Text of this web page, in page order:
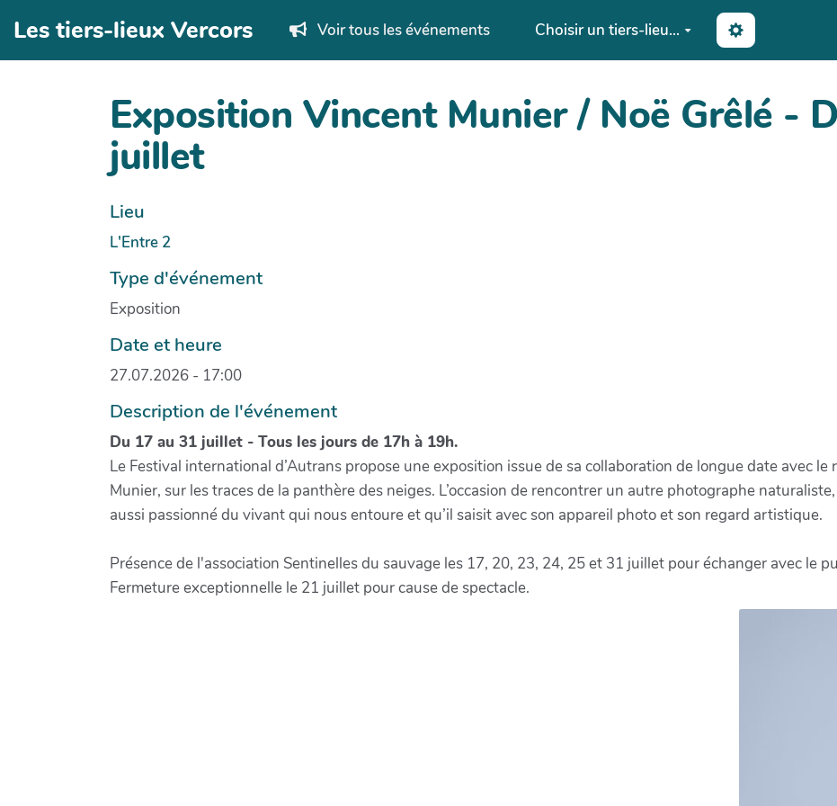
Aller au contenu principal
Les tiers-lieux Vercors Voir tous les événements Choisir un tiers-lieu...
Exposition Vincent Munier / Noë Grêlé -
juillet
Lieu
L'Entre 2
Type d'événement
Exposition
Date et heure
27.07.2026 - 17:00
Description de l'événement
Du 17 au 31 juillet - Tous les jours de 17h à 19h.
Le Festival international d’Autrans propose une exposition issue de sa collaboration de longue date avec
Munier, sur les traces de la panthère des neiges. L’occasion de rencontrer un autre photographe
aussi passionné du vivant qui nous entoure et qu’il saisit avec son appareil photo et son regard artistique.
Présence de l'association Sentinelles du sauvage les 17, 20, 23, 24, 25 et 31 juillet pour échanger avec le
Fermeture exceptionnelle le 21 juillet pour cause de spectacle.